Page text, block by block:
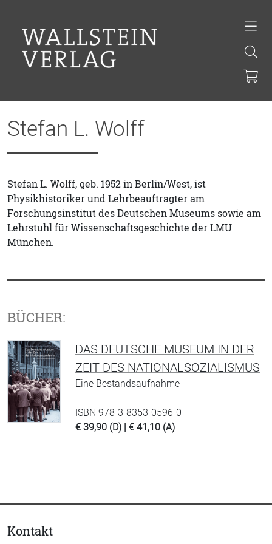
Stefan L. Wolff
Stefan L. Wolff, geb. 1952 in Berlin/West, ist
Physikhistoriker und Lehrbeauftragter am
Forschungsinstitut des Deutschen Museums sowie am
Lehrstuhl für Wissenschaftsgeschichte der LMU
München.
BÜCHER:
DAS DEUTSCHE MUSEUM IN DER
ZEIT DES NATIONALSOZIALISMUS
Eine Bestandsaufnahme
ISBN 978-3-8353-0596-0
€ 39,90 (D) | € 41,10 (A)
Kontakt